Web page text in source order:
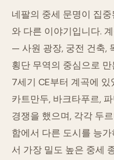
네팔의 중세 문명이 집중
와 다른 이야기입니다.
— 사원 광장, 궁전 건축,
횡단 무역의 중심으로
7세기 CE부터 계곡에 있
카트만두, 바크타푸르,
경쟁을 했으며, 각각 두
함에서 다른 도시를 능가
서 가장 밀도 높은 중세